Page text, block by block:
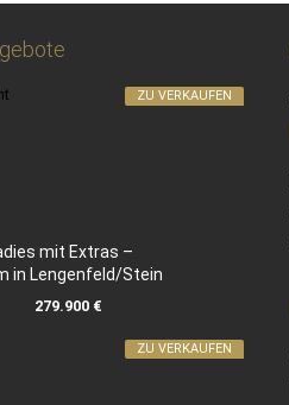
mit Extras –
in Lengenfeld/Stein
279.900 €
ZU VERKAUFEN
ZU VERKAUFEN